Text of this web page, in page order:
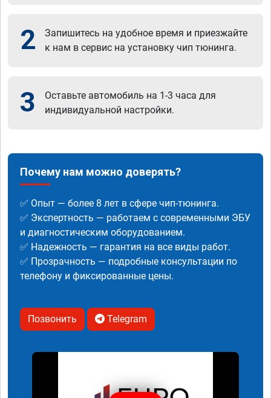
2
Запишитесь на удобное время и приезжайте
к нам в сервис на установку чип тюнинга.
3
Оставьте автомобиль на 1-3 часа для
индивидуальной настройки.
Почему нам можно доверять?
✅ Опыт — более 8 лет в сфере чип-тюнинга.
✅ Экспертность — работаем с современными ЭБУ
и диагностическим оборудованием.
✅ Надежность — гарантия на все виды работ.
✅ Прозрачность — подробные консультации по
телефону и фиксированные цены.
Позвонить Telegram